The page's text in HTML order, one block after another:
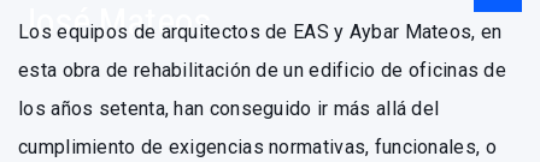
José Mateos
Los equipos de arquitectos de EAS y Aybar Mateos, en
esta obra de rehabilitación de un edificio de oficinas de
los años setenta, han conseguido ir más allá del
cumplimiento de exigencias normativas, funcionales, o